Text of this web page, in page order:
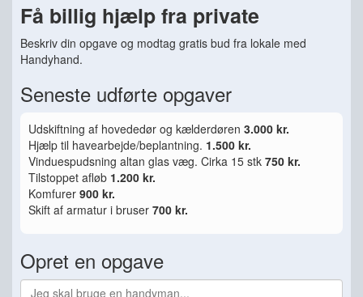
Få billig hjælp fra private
Beskriv din opgave og modtag gratis bud fra lokale med
Handyhand.
Seneste udførte opgaver
Udskiftning af hovededør og kælderdøren 3.000 kr.
Hjælp til havearbejde/beplantning. 1.500 kr.
Vinduespudsning altan glas væg. Cirka 15 stk 750 kr.
Tilstoppet afløb 1.200 kr.
Komfurer 900 kr.
Skift af armatur i bruser 700 kr.
Opret en opgave